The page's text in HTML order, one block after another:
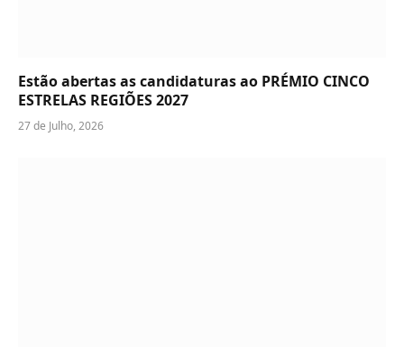
Estão abertas as candidaturas ao PRÉMIO CINCO
ESTRELAS REGIÕES 2027
27 de Julho, 2026